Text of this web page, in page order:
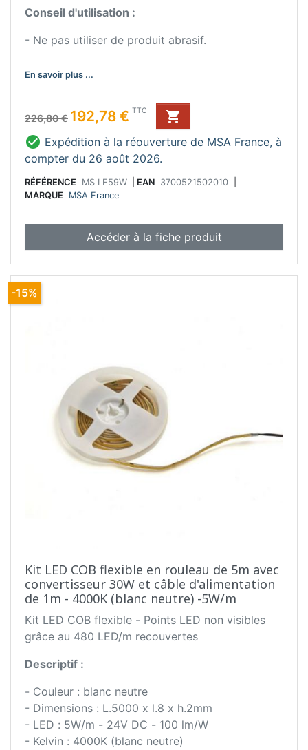
Conseil d'utilisation :
- Ne pas utiliser de produit abrasif.
En savoir plus ...
Prix de base
226,80 €
Prix 192,78 € TTC

 Expédition à la réouverture de MSA France, à
compter du 26 août 2026.
RÉFÉRENCE MS LF59W EAN 3700521502010
MARQUE
MSA France
Accéder à la fiche produit
Kit LED COB flexible en rouleau de 5m avec
convertisseur 30W et câble d'alimentation
de 1m - 4000K (blanc neutre) -5W/m
Kit LED COB flexible - Points LED non visibles
grâce au 480 LED/m recouvertes
Descriptif :
- Couleur : blanc neutre
- Dimensions : L.5000 x l.8 x h.2mm
- LED : 5W/m - 24V DC - 100 lm/W
- Kelvin : 4000K (blanc neutre)
-15%